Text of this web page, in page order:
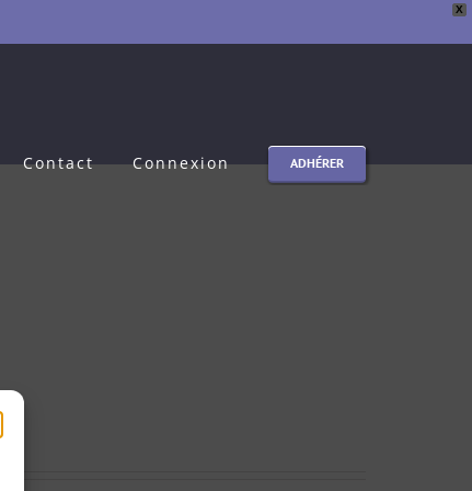
X
Contact Connexion ADHÉRER